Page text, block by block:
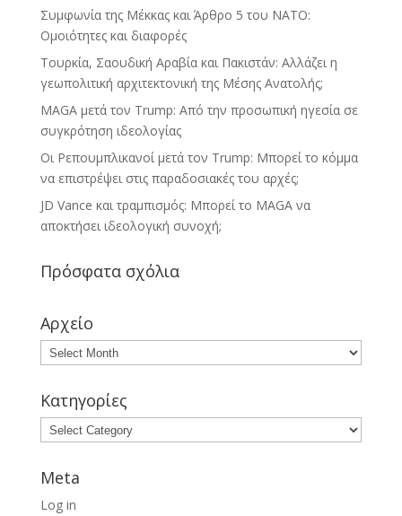
Συμφωνία της Μέκκας και Άρθρο 5 του ΝΑΤΟ:
Ομοιότητες και διαφορές
Τουρκία, Σαουδική Αραβία και Πακιστάν: Αλλάζει η
γεωπολιτική αρχιτεκτονική της Μέσης Ανατολής;
MAGA μετά τον Trump: Από την προσωπική ηγεσία σε
συγκρότηση ιδεολογίας
Οι Ρεπουμπλικανοί μετά τον Trump: Μπορεί το κόμμα
να επιστρέψει στις παραδοσιακές του αρχές;
JD Vance και τραμπισμός: Μπορεί το MAGA να
αποκτήσει ιδεολογική συνοχή;
Πρόσφατα σχόλια
Αρχείο
Κατηγορίες
Meta
Log in